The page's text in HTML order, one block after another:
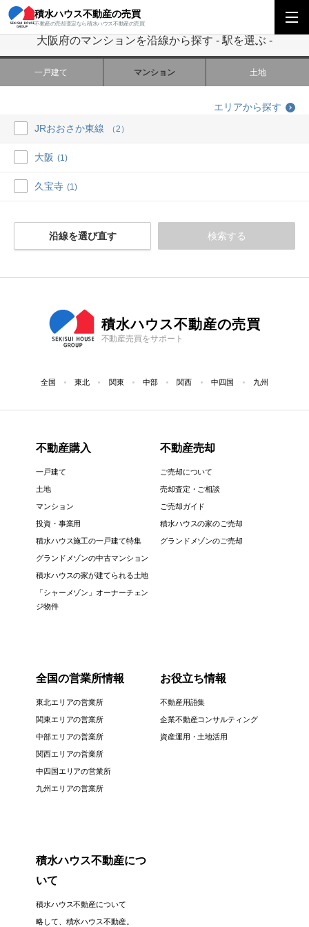
積水ハウス不動産の売買
不動産の売却査定なら積水ハウス不動産の売買
積水ハウス不動産の売買 関西エリア 大阪府のマンションを沿線から探す
大阪府のマンションを沿線から探す - 駅を選ぶ -
一戸建て マンション 土地
エリアから探す
JRおおさか東線
（2）
大阪 (1)
久宝寺 (1)
沿線を選び直す 検索する
積水ハウス不動産の売買
不動産売買をサポート
全国 東北 関東 中部 関西 中四国 九州
不動産購入
一戸建て
土地
マンション
投資・事業用
積水ハウス施工の一戸建て特集
グランドメゾンの中古マンション
積水ハウスの家が建てられる土地
「シャーメゾン」オーナーチェン
ジ物件
不動産売却
ご売却について
売却査定・ご相談
ご売却ガイド
積水ハウスの家のご売却
グランドメゾンのご売却
全国の営業所情報
東北エリアの営業所
関東エリアの営業所
中部エリアの営業所
関西エリアの営業所
中四国エリアの営業所
九州エリアの営業所
お役立ち情報
不動産用語集
企業不動産コンサルティング
資産運用・土地活用
積水ハウス不動産につ
いて
積水ハウス不動産について
略して、積水ハウス不動産。